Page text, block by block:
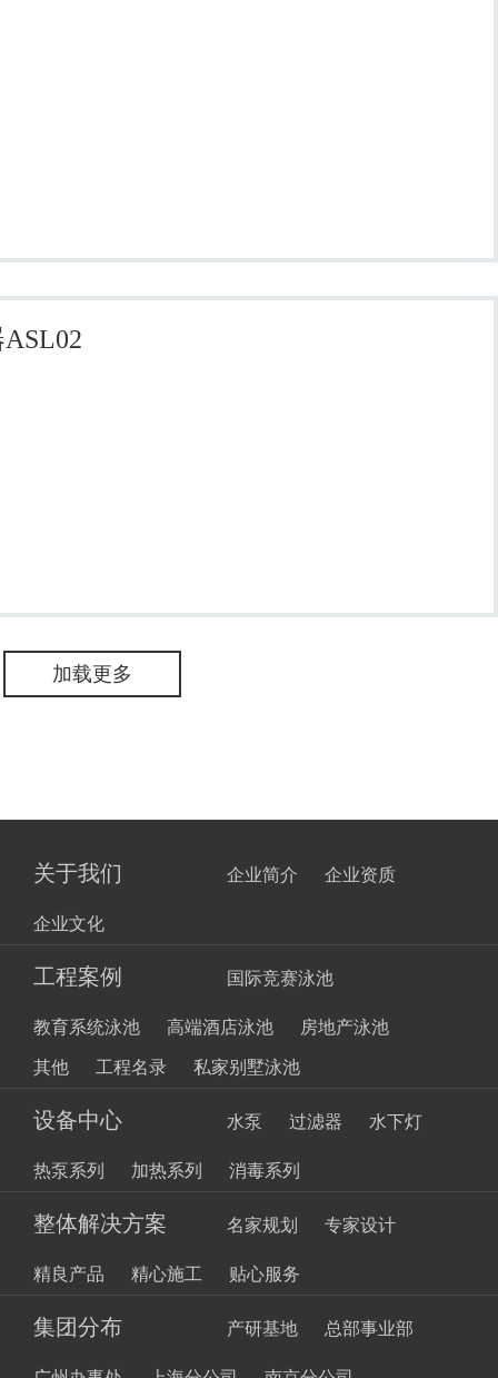
加载更多
关于我们 企业简介 企业资质
企业文化
工程案例 国际竞赛泳池
教育系统泳池 高端酒店泳池 房地产泳池
其他 工程名录 私家别墅泳池
设备中心 水泵 过滤器 水下灯
热泵系列 加热系列 消毒系列
整体解决方案 名家规划 专家设计
精良产品 精心施工 贴心服务
集团分布 产研基地 总部事业部